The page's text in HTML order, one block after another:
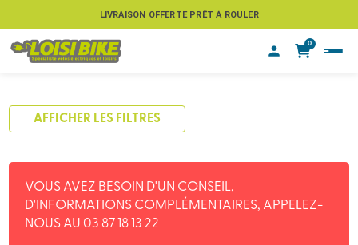
LIVRAISON OFFERTE PRÊT À ROULER
0
AFFICHER LES FILTRES
VOUS AVEZ BESOIN D'UN CONSEIL,
D'INFORMATIONS COMPLÉMENTAIRES, APPELEZ-
NOUS AU 03 87 18 13 22